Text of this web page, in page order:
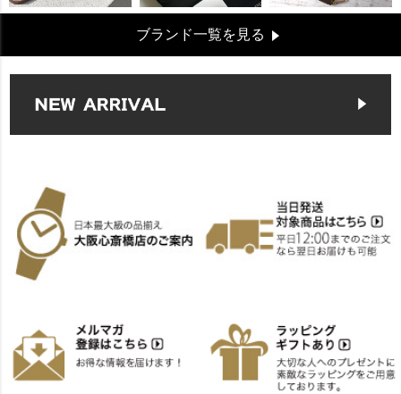
ブランド一覧を見る